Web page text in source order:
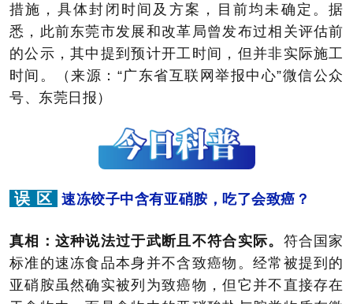
措施，具体封闭时间及方案，目前均未确定。据
悉，此前东莞市发展和改革局曾发布过相关评估前
的公示，其中提到预计开工时间，但并非实际施工
时间。（来源：“广东省互联网举报中心”微信公众
号、东莞日报）
误 区 速冻饺子中含有亚硝胺，吃了会致癌？
真相： 这种说法过于武断且不符合实际。 符合国家
标准的速冻食品本身并不含致癌物。经常被提到的
亚硝胺虽然确实被列为致癌物，但它并不直接存在